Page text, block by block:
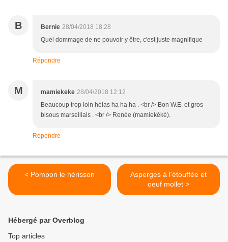
B Bernie 28/04/2018 18:28
Quel dommage de ne pouvoir y être, c'est juste magnifique
Répondre
M mamiekeke 28/04/2018 12:12
Beaucoup trop loin hélas ha ha ha . <br /> Bon W.E. et gros
bisous marseillais . <br /> Renée (mamiekéké).
Répondre
< Pompon le hérisson
Asperges à l'étouffée et
oeuf mollet >
Hébergé par Overblog
Top articles